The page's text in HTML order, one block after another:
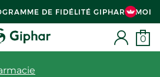
DE FIDÉLITÉ GIPHAR & MOI
0